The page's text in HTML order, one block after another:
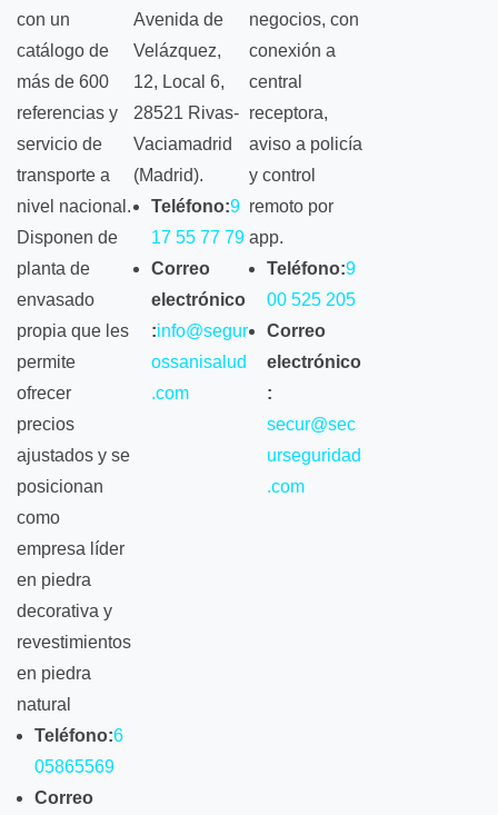
con un
catálogo de
más de 600
referencias y
servicio de
transporte a
nivel nacional.
Disponen de
planta de
envasado
propia que les
permite
ofrecer
precios
ajustados y se
posicionan
como
empresa líder
en piedra
decorativa y
revestimientos
en piedra
natural
Teléfono:6
05865569
Correo
Avenida de
Velázquez,
12, Local 6,
28521 Rivas-
Vaciamadrid
(Madrid).
Teléfono:9
17 55 77 79
Correo
electrónico
:info@segur
ossanisalud
.com
negocios, con
conexión a
central
receptora,
aviso a policía
y control
remoto por
app.
Teléfono:9
00 525 205
Correo
electrónico
:
secur@sec
urseguridad
.com